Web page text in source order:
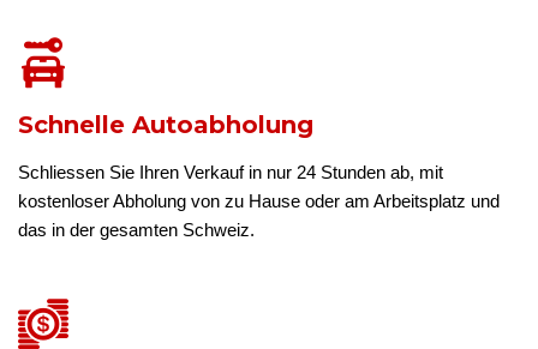
Schnelle Autoabholung
Schliessen Sie Ihren Verkauf in nur 24 Stunden ab, mit
kostenloser Abholung von zu Hause oder am Arbeitsplatz und
das in der gesamten Schweiz.